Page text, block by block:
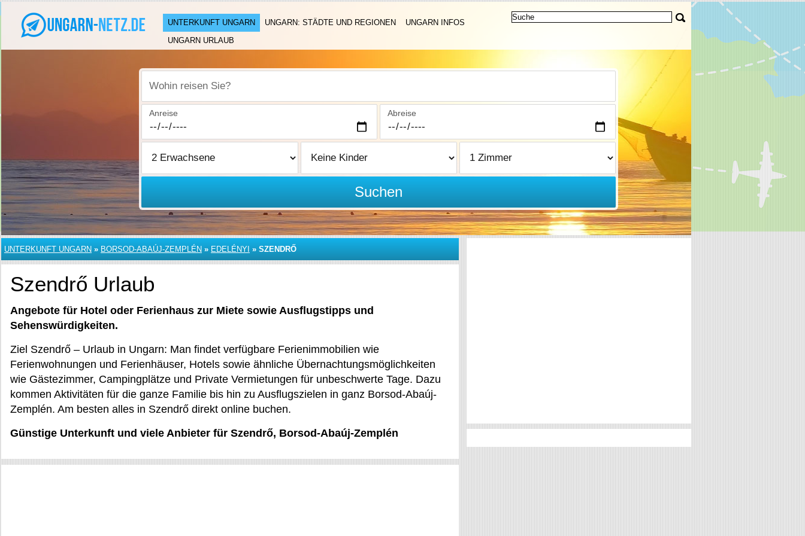
UNTERKUNFT UNGARN UNGARN: STÄDTE UND REGIONEN
UNGARN INFOS
UNGARN URLAUB
Wohin reisen Sie?
Anreise Abreise
Suchen
UNTERKUNFT UNGARN » BORSOD-ABAÚJ-ZEMPLÉN » EDELÉNYI » SZENDRŐ
Szendrő Urlaub
Angebote für Hotel oder Ferienhaus zur Miete sowie Ausflugstipps und
Sehenswürdigkeiten.
Ziel Szendrő – Urlaub in Ungarn: Man findet verfügbare Ferienimmobilien wie
Ferienwohnungen und Ferienhäuser, Hotels sowie ähnliche Übernachtungsmöglichkeiten
wie Gästezimmer, Campingplätze und Private Vermietungen für unbeschwerte Tage. Dazu
kommen Aktivitäten für die ganze Familie bis hin zu Ausflugszielen in ganz Borsod-Abaúj-
Zemplén. Am besten alles in Szendrő direkt online buchen.
Günstige Unterkunft und viele Anbieter für Szendrő, Borsod-Abaúj-Zemplén